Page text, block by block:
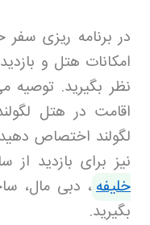
در برنامه ریزی سفر
امکانات هتل و
اقامت در هتل
لگولند اختصاص
نیز برای بازدید از
خلیفه، دبی مال،
بگیرید.